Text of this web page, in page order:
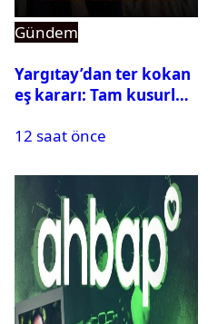
Gündem
Yargıtay’dan ter kokan
eş kararı: Tam kusurlu
12 saat önce